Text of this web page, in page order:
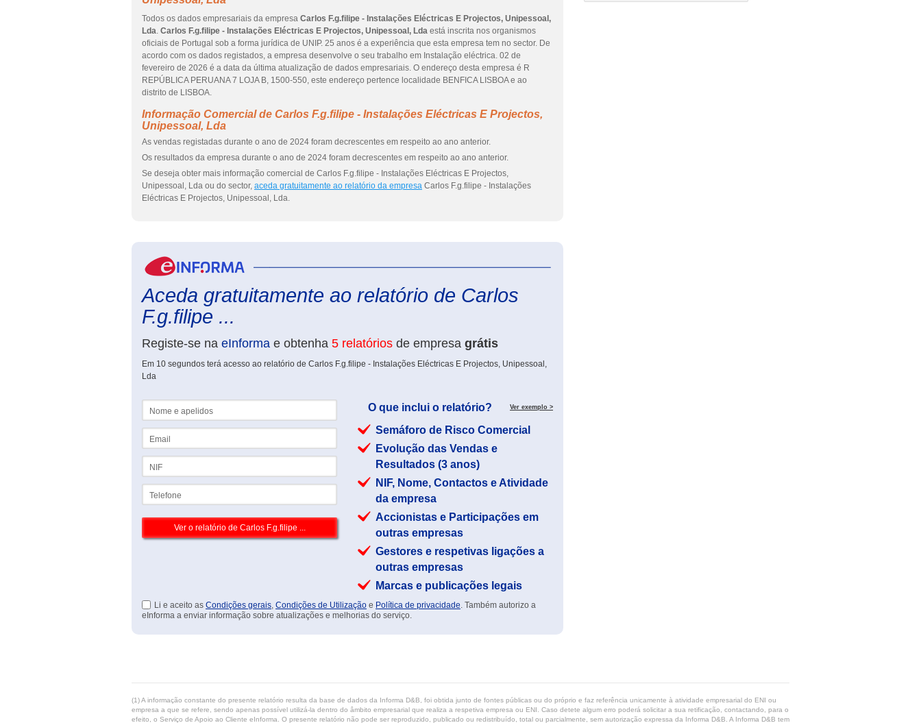
Todos os dados empresariais da empresa Carlos F.g.filipe - Instalações Eléctricas E Projectos, Unipessoal,
Lda. Carlos F.g.filipe - Instalações Eléctricas E Projectos, Unipessoal, Lda está inscrita nos organismos
oficiais de Portugal sob a forma jurídica de UNIP. 25 anos é a experiência que esta empresa tem no sector. De
acordo com os dados registados, a empresa desenvolve o seu trabalho em Instalação eléctrica. 02 de
fevereiro de 2026 é a data da última atualização de dados empresariais. O endereço desta empresa é R
REPÚBLICA PERUANA 7 LOJA B, 1500-550, este endereço pertence localidade BENFICA LISBOA e ao
distrito de LISBOA.
Informação Comercial de Carlos F.g.filipe - Instalações Eléctricas E Projectos,
Unipessoal, Lda
As vendas registadas durante o ano de 2024 foram decrescentes em respeito ao ano anterior.
Os resultados da empresa durante o ano de 2024 foram decrescentes em respeito ao ano anterior.
Se deseja obter mais informação comercial de Carlos F.g.filipe - Instalações Eléctricas E Projectos,
Unipessoal, Lda ou do sector, aceda gratuitamente ao relatório da empresa Carlos F.g.filipe - Instalações
Eléctricas E Projectos, Unipessoal, Lda.
Aceda gratuitamente ao relatório de Carlos
F.g.filipe ...
Registe-se na eInforma e obtenha 5 relatórios de empresa grátis
Em 10 segundos terá acesso ao relatório de Carlos F.g.filipe - Instalações Eléctricas E Projectos, Unipessoal,
Lda
O que inclui o relatório? Ver exemplo >
Semáforo de Risco Comercial
Evolução das Vendas e
Resultados (3 anos)
NIF, Nome, Contactos e Atividade
da empresa
Accionistas e Participações em
outras empresas
Gestores e respetivas ligações a
outras empresas
Marcas e publicações legais
Li e aceito as Condições gerais, Condições de Utilização e Política de privacidade. Também autorizo a
eInforma a enviar informação sobre atualizações e melhorias do serviço.
(1) A informação constante do presente relatório resulta da base de dados da Informa D&B, foi obtida junto de fontes públicas ou do próprio e faz referência unicamente à atividade empresarial do ENI ou
empresa a que se refere, sendo apenas possível utilizá-la dentro do âmbito empresarial que realiza a respetiva empresa ou ENI. Caso detete algum erro poderá solicitar a sua retificação, contactando, para o
efeito, o Serviço de Apoio ao Cliente eInforma. O presente relatório não pode ser reproduzido, publicado ou redistribuído, total ou parcialmente, sem autorização expressa da Informa D&B. A Informa D&B tem